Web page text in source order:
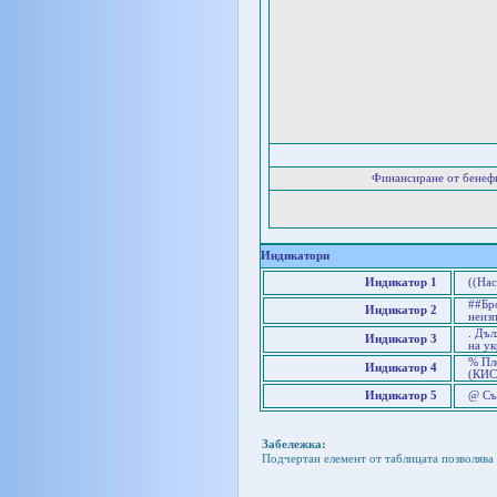
Финансиране от
Индикатори
Индикатор 1
Индикатор 2
Индикатор 3
.
на
Индикатор 4
%
Индикатор 5
@
Забележка:
Подчертан елемент от таблицата